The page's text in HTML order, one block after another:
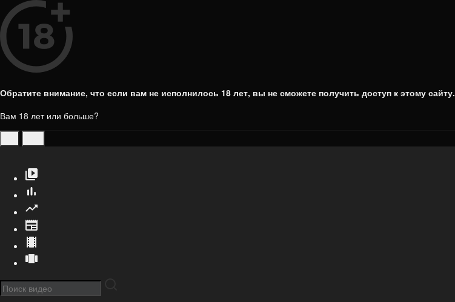
Обратите внимание, что если вам не исполнилось 18 лет, вы не сможете получить доступ к этому сайту.
Вам 18 лет или больше?